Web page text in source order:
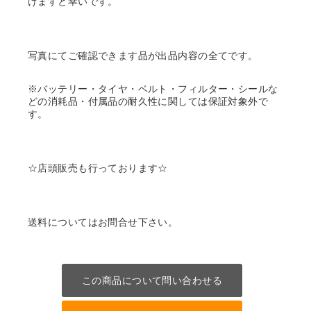
写真にてご確認できます品が出品内容の全てです。
※バッテリー・タイヤ・ベルト・フィルター・シールな
どの消耗品・付属品の耐久性に関しては保証対象外で
す。
☆店頭販売も行っております☆
送料についてはお問合せ下さい。
この商品について問い合わせる